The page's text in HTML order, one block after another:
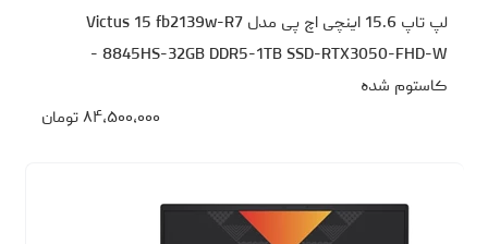
لپ تاپ 15.6 اینچی اچ‌ پی مدل Victus 15 fb2139w-R7
8845HS-32GB DDR5-1TB SSD-RTX3050-FHD-W -
کاستوم شده
۸۴،۵۰۰،۰۰۰ تومان